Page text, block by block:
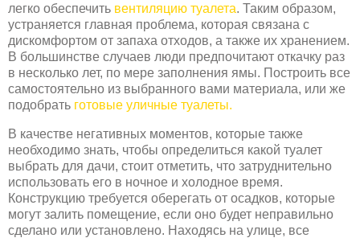
легко обеспечить вентиляцию туалета. Таким образом,
устраняется главная проблема, которая связана с
дискомфортом от запаха отходов, а также их хранением.
В большинстве случаев люди предпочитают откачку раз
в несколько лет, по мере заполнения ямы. Построить все
самостоятельно из выбранного вами материала, или же
подобрать готовые уличные туалеты.
В качестве негативных моментов, которые также
необходимо знать, чтобы определиться какой туалет
выбрать для дачи, стоит отметить, что затруднительно
использовать его в ночное и холодное время.
Конструкцию требуется оберегать от осадков, которые
могут залить помещение, если оно будет неправильно
сделано или установлено. Находясь на улице, все